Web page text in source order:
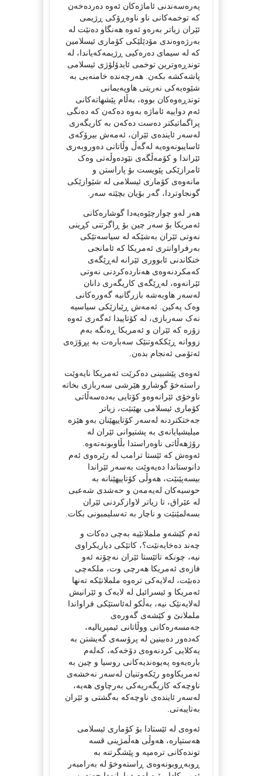
پەرەسەندنی ئاماژەکان ئەوە دەردەخەن
کە توخمەکانی ناو ناوەڕۆکی ڕژیمی
ئێران زیاتر بەرەو ئەوە هەنگاو دەنێت لە
بەرژەوەندی مۆدێلێکی کۆماری ئیسلامین
کە لە سیمای دەرەکیی ڕژیمەکەیاندا، لە
توندڕەوترین توخمی ئایدۆلۆژی ئیسلامی
پاشەکشە بکەن. هەرچەندە خامنەیی بە
شێوەیەکی نەریتی هاوپەیمانی
توندڕەوەکان بووە، بەڵام پێشهاتەکانی
ئەم دواییە ئاماژە بەوە دەکەن کە دەنگی
پراگماتیکتر دەست دەکەن بە کاریگەری
لەسەر ئایندەی ئێران، ئەمەش بیرۆکەی
ئاسایبونەوەیە لەگەڵ وڵاتانی دەوروبەری
ئێراندا و کۆمەڵگەی نێودەوڵەتی وەک
ئامرازێکی پێویست بۆ پاراستن و
مانەوەی کۆماری ئیسلامی لە شێوازێکی
گونجاوتردا، گەر بۆیان بچێتە سەر.
هەر لەو چوارچێوەیەدا گوشارەکانی
ئەمریکا بۆ سەر چین بۆ ڕاگرتنی کڕینی
نەوتی ئێران بەشێکە لە سیاسەتێکی
بەرفراوانتری ئەمریکا کە ئامانجی
خنکاندنی ئابووری ئێرانە لەڕێگەی
کەمکردنەوەی هەناردەکردنی نەوتی
ئێرانەوە، لەڕێگەی کاریگەری دانان
لەسەر هاوبەشە بازرگانیە گەورەکانی
وەک پەکین. ئەمەش ڕێبازێکی سیاسیە
نەک سەربازی، لە کۆتاییدا ئەگەری ئەوە
زۆرە کە ئێران و ئەمریکا ڕەنگە بەم
زووانە ڕێککەوتنێک سەبارەت بە پڕۆژەی
ئەتۆمی ئەنجام بدەن.
ئەوەی پێشبینی دەکرێت ئەمریکا نایەوێت
راستەخۆ گوشارو هێرشی سەربازی بخاتە
ناوخۆی ئێرانەوەو کۆتایی بەدەسەڵاتی
کۆماری ئیسلامی بهێنێت، زیاتر
جەختکتردنە لەسەر کۆتاییهێنان بەو هێزە
میلیشیایانەی بە پشتیوانی ئێران لە
رۆژهەڵاتی ناوەراستدا بڵاوبونەتەوە.
ئەوەش کە ئێستا ترامب لە رێرەوی ئەم
دانوستاندا دەیەوێت بەسەر ئێراندا
بیسەپێنێت، هەوڵی کۆتاییهێنانە بە
حوسیەکان لەیەمەن و حەشدی شەعبی
لە عێراق، تا زیاتر لاوازکردنی ئێران
بسەلمێنێت و ناچار بە تەسلیمبونی بکات.
ئەم کێشەو ململانێیە بەچی دەکات و
چەند دەخایەنێت؟، کاتێکی دیاریکراوی
نیە، چونکە تائێستا ئێران نەچۆتە ئەو
فازەی ئەمریکا هەرچی وت، ملکەچی
دەبێت، لەلایەکی ترەوە ململانێکە تەنها
ئەمریکا و ئیسرائیل لە لایەک و ئێرانیش
لەلایەنێک نیە، بەڵکو لەئاستێکی فراواندا
ململانێ و کێشەی گەورەی
جەمسەرەکانی ووڵاتانی ئیمپریالیە،
کەدەور دەبینین لە پرۆسەی گەیشتن بە
یەکلایی کردنەوەی دۆخەکە، کەلەم
بارەیەوە پەیوەندیەکانی روسیا و چین بە
ئەمریکاوەو رێکەوتنیان لەسەر نەخشەی
ناوچەکە کاریگەریەکی بەرچاوی هەیە،
لەسەر ئایندەی ناوچەکە بەگشتی و ئێران
بەتایبەتی.
ئەوەی لە ئێستادا بۆ کۆماری ئیسلامی
هەستیارە، هەوڵی هەڵمژینی قسە
توندەکانی ترەمپە و پێشگرتنە بە
ڕوبەڕوبونەوەی ڕاستەوخۆ لە بەرامبەر